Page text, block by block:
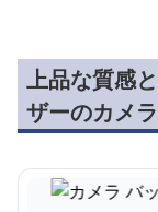
上品な質感
ザーのカメ